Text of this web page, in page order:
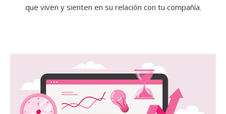
que viven y sienten en su relación con tu compañía.